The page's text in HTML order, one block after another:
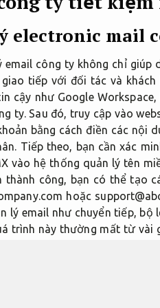
electronic mail
email công ty không chỉ
tiếp với đối tác và
cậy như Google
ty. Sau đó, truy cập vào
bằng cách điền các nội
Tiếp theo, bạn cần xác
vào hệ thống quản lý tên
thành công, bạn có thể tạo
hoặc
lý email như chuyển tiếp,
trình này thường mất từ vài